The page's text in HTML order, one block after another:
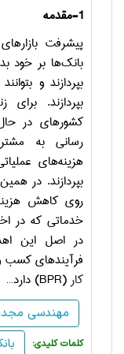
1-مقدمه
پیشرفت
بانک‌ها بر خود
بپردازند و
بپردازند.
کشورهای در
رسانی به
هزینه‌های
بپردازند. در
روی کاهش
خدماتی که در
در اصل این
فرآیندهای کسب
کار(BPR) دارد…
مهندسی
:کلمات کلیدی